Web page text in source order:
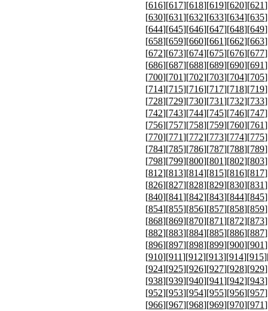
[616][617][618][619][620][621
[630][631][632][633][634][635
[644][645][646][647][648][649
[658][659][660][661][662][663
[672][673][674][675][676][677
[686][687][688][689][690][691
[700][701][702][703][704][705
[714][715][716][717][718][719
[728][729][730][731][732][733
[742][743][744][745][746][747
[756][757][758][759][760][761
[770][771][772][773][774][775
[784][785][786][787][788][789
[798][799][800][801][802][803
[812][813][814][815][816][817
[826][827][828][829][830][831
[840][841][842][843][844][845
[854][855][856][857][858][859
[868][869][870][871][872][873
[882][883][884][885][886][887
[896][897][898][899][900][901
[910][911][912][913][914][915
[924][925][926][927][928][929
[938][939][940][941][942][943
[952][953][954][955][956][957
[966][967][968][969][970][971